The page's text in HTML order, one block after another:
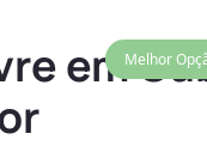
Melhor
em